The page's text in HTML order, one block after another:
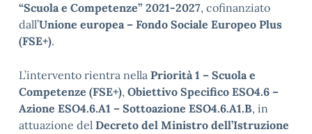
“Scuola e Competenze” 2021-2027, cofinanziato
dall’Unione europea – Fondo Sociale Europeo Plus
(FSE+).
L’intervento rientra nella Priorità 1 – Scuola e
Competenze (FSE+), Obiettivo Specifico ESO4.6 –
Azione ESO4.6.A1 – Sottoazione ESO4.6.A1.B, in
attuazione del Decreto del Ministro dell’Istruzione